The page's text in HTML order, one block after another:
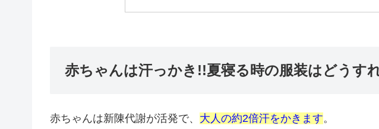
赤ちゃんは汗っかき!!夏寝る時の服装はどうす
赤ちゃんは新陳代謝が活発で、 大人の約2倍汗をかきます。